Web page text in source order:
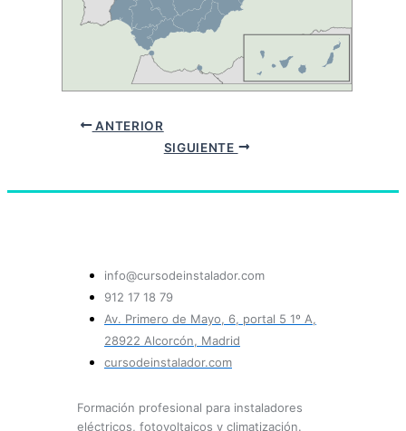
ANTERIOR
SIGUIENTE
info@cursodeinstalador.com
912 17 18 79
Av. Primero de Mayo, 6, portal 5 1º A,
28922 Alcorcón, Madrid
cursodeinstalador.com
Formación profesional para instaladores
eléctricos, fotovoltaicos y climatización.